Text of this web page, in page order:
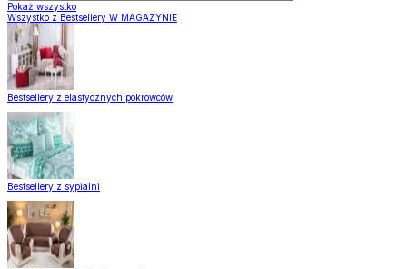
Pokaż wszystko
Wszystko z Bestsellery W MAGAZYNIE
Bestsellery z elastycznych pokrowców
Bestsellery z sypialni